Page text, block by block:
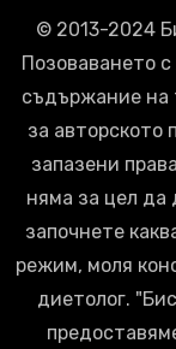
© 2013-2024
Позоваването
съдържание на
за авторското
запазени
няма за цел да
започнете
режим, моля
диетолог.